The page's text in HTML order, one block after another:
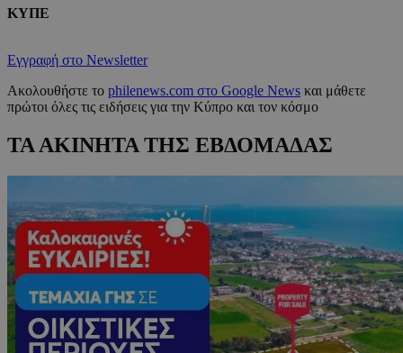
ΚΥΠΕ
Εγγραφή στο Newsletter
Ακολουθήστε το philenews.com στο Google News και μάθετε
πρώτοι όλες τις ειδήσεις για την Κύπρο και τον κόσμο
ΤΑ ΑΚΙΝΗΤΑ ΤΗΣ ΕΒΔΟΜΑΔΑΣ